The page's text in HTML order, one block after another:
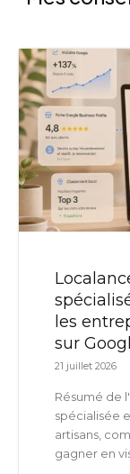
les
sur
21 juillet 2026
Résumé de
spécialisée
artisans,
gagner en